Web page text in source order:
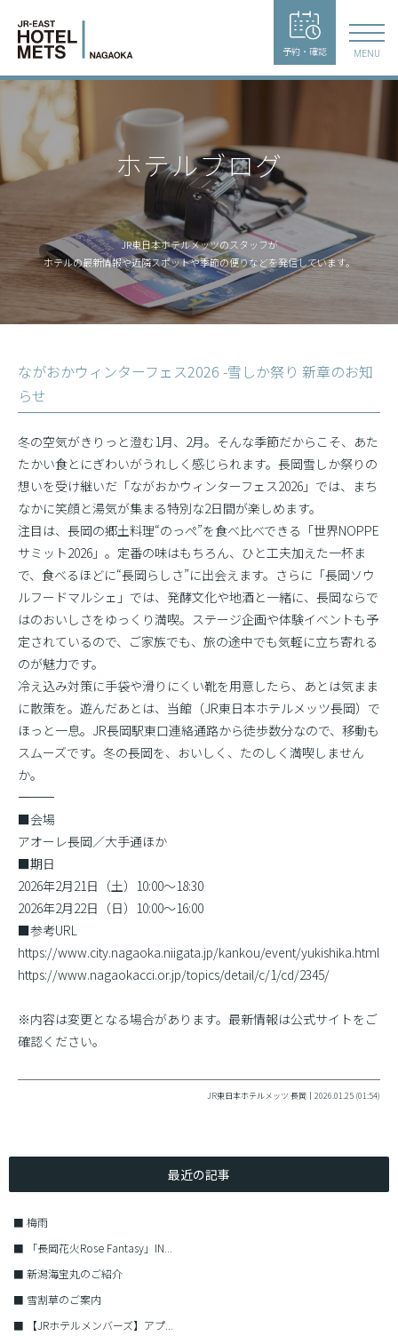
予約・確認 MENU
ホテルブログ
JR東日本ホテルメッツのスタッフが
ホテルの最新情報や近隣スポットや季節の便りなどを発信しています。
ながおかウィンターフェス2026 -雪しか祭り 新章のお知
らせ
冬の空気がきりっと澄む1月、2月。そんな季節だからこそ、あた
たかい食とにぎわいがうれしく感じられます。長岡雪しか祭りの
想いを受け継いだ「ながおかウィンターフェス2026」では、まち
なかに笑顔と湯気が集まる特別な2日間が楽しめます。
注目は、長岡の郷土料理“のっぺ”を食べ比べできる「世界NOPPE
サミット2026」。定番の味はもちろん、ひと工夫加えた一杯ま
で、食べるほどに“長岡らしさ”に出会えます。さらに「長岡ソウ
ルフードマルシェ」では、発酵文化や地酒と一緒に、長岡ならで
はのおいしさをゆっくり満喫。ステージ企画や体験イベントも予
定されているので、ご家族でも、旅の途中でも気軽に立ち寄れる
のが魅力です。
冷え込み対策に手袋や滑りにくい靴を用意したら、あとは気まま
に散策を。遊んだあとは、当館（JR東日本ホテルメッツ長岡）で
ほっと一息。JR長岡駅東口連絡通路から徒歩数分なので、移動も
スムーズです。冬の長岡を、おいしく、たのしく満喫しません
か。
――――――――――
■会場
アオーレ長岡／大手通ほか
■期日
2026年2月21日（土）10:00〜18:30
2026年2月22日（日）10:00〜16:00
■参考URL
https://www.city.nagaoka.niigata.jp/kankou/event/yukishika.html
https://www.nagaokacci.or.jp/topics/detail/c/1/cd/2345/
※内容は変更となる場合があります。最新情報は公式サイトをご
確認ください。
JR東日本ホテルメッツ 長岡｜2026.01.25 (01:54)
最近の記事
■ 梅雨
■
「長岡花火Rose Fantasy」IN...
■ 新潟海宝丸のご紹介
■ 雪割草のご案内
■
【JRホテルメンバーズ】アプ...